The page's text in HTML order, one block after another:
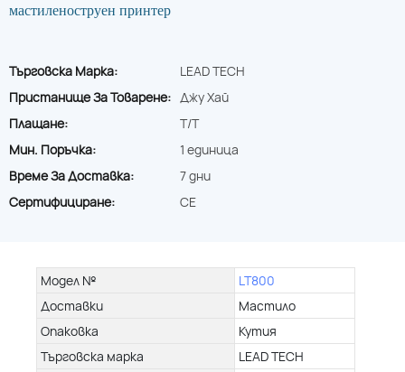
мастиленоструен принтер
Търговска Марка:
LEAD TECH
Пристанище За Товарене: Джу Хай
Плащане:
T/T
Мин. Поръчка:
1 единица
Време За Доставка:
7 дни
Сертифициране:
CE
Модел №
LT800
Доставки
Мастило
Опаковка
Кутия
Търговска марка
LEAD TECH